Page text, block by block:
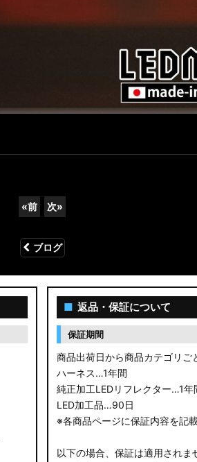
«前 次»
ブログ
■ 返品・保証について
保証期間
商品出荷日から商品カテゴリご
ハーネス…1年間
純正加工LEDリフレクター…1年
LED加工品…90日
※各商品ページに保証内容を記
以下の場合、保証は適用されま